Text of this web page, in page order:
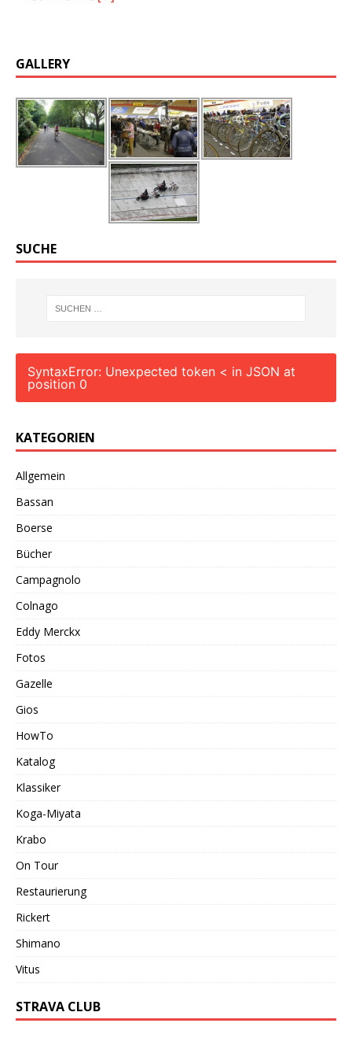
GALLERY
SUCHE
SyntaxError: Unexpected token < in JSON at
position 0
KATEGORIEN
Allgemein
Bassan
Boerse
Bücher
Campagnolo
Colnago
Eddy Merckx
Fotos
Gazelle
Gios
HowTo
Katalog
Klassiker
Koga-Miyata
Krabo
On Tour
Restaurierung
Rickert
Shimano
Vitus
STRAVA CLUB